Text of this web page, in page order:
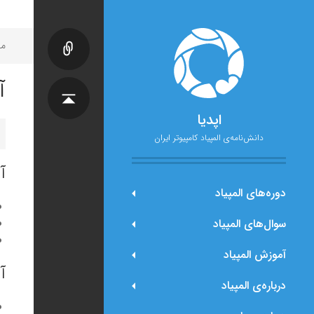
اپدیا
دانش‌نامه‌ی المپیاد کامپیوتر ایران
دوره‌های المپیاد
سوال‌های المپیاد
آموزش المپیاد
درباره‌ی المپیاد